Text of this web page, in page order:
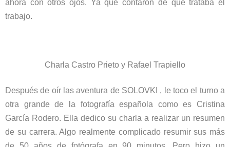
ahora con otros ojos. Ya que contaron de que trataba el
trabajo.
Charla Castro Prieto y Rafael Trapiello
Después de oír las aventura de SOLOVKI , le toco el turno a
otra grande de la fotografía española como es Cristina
García Rodero. Ella dedico su charla a realizar un resumen
de su carrera. Algo realmente complicado resumir sus más